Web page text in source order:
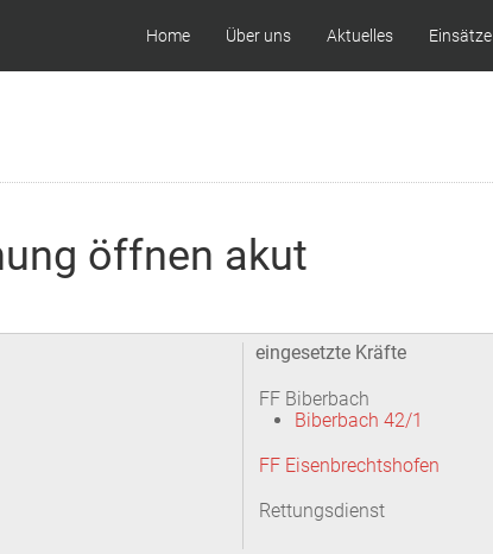
Home Über uns Aktuelles Einsätze
öffnen akut
eingesetzte Kräfte
FF Biberbach
Biberbach 42/1
FF Eisenbrechtshofen
Rettungsdienst